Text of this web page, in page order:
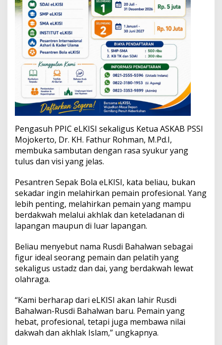
Pengasuh PPIC eLKISI sekaligus Ketua ASKAB PSSI
Mojokerto, Dr. KH. Fathur Rohman, M.Pd.I,
membuka sambutan dengan rasa syukur yang
tulus dan visi yang jelas.
Pesantren Sepak Bola eLKISI, kata beliau, bukan
sekadar ingin melahirkan pemain profesional. Yang
lebih penting, melahirkan pemain yang mampu
berdakwah melalui akhlak dan keteladanan di
lapangan maupun di luar lapangan.
Beliau menyebut nama Rusdi Bahalwan sebagai
figur ideal seorang pemain dan pelatih yang
sekaligus ustadz dan dai, yang berdakwah lewat
olahraga.
“Kami berharap dari eLKISI akan lahir Rusdi
Bahalwan-Rusdi Bahalwan baru. Pemain yang
hebat, profesional, tetapi juga membawa nilai
dakwah dan akhlak Islam,” ungkapnya.